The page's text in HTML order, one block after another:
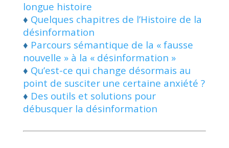
longue histoire
♦ Quelques chapitres de l’Histoire de la
désinformation
♦ Parcours sémantique de la « fausse
nouvelle » à la « désinformation »
♦ Qu’est-ce qui change désormais au
point de susciter une certaine anxiété ?
♦ Des outils et solutions pour
débusquer la désinformation